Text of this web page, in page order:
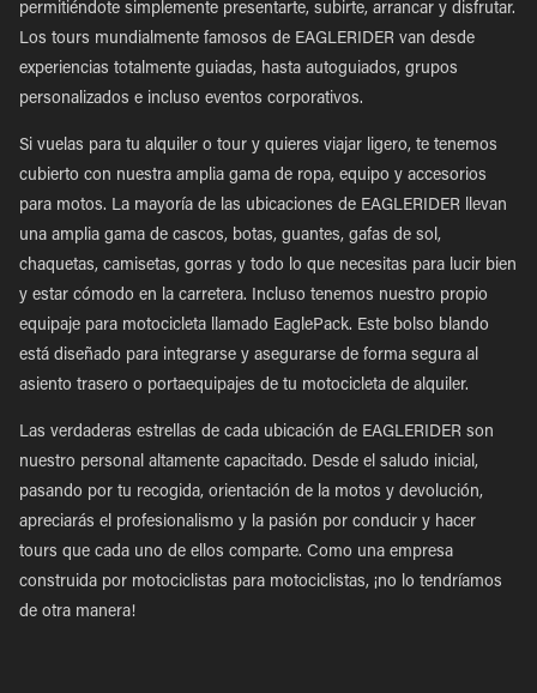
permitiéndote simplemente presentarte, subirte, arrancar y disfrutar.
Los tours mundialmente famosos de EAGLERIDER van desde
experiencias totalmente guiadas, hasta autoguiados, grupos
personalizados e incluso eventos corporativos.
Si vuelas para tu alquiler o tour y quieres viajar ligero, te tenemos
cubierto con nuestra amplia gama de ropa, equipo y accesorios
para motos. La mayoría de las ubicaciones de EAGLERIDER llevan
una amplia gama de cascos, botas, guantes, gafas de sol,
chaquetas, camisetas, gorras y todo lo que necesitas para lucir bien
y estar cómodo en la carretera. Incluso tenemos nuestro propio
equipaje para motocicleta llamado EaglePack. Este bolso blando
está diseñado para integrarse y asegurarse de forma segura al
asiento trasero o portaequipajes de tu motocicleta de alquiler.
Las verdaderas estrellas de cada ubicación de EAGLERIDER son
nuestro personal altamente capacitado. Desde el saludo inicial,
pasando por tu recogida, orientación de la motos y devolución,
apreciarás el profesionalismo y la pasión por conducir y hacer
tours que cada uno de ellos comparte. Como una empresa
construida por motociclistas para motociclistas, ¡no lo tendríamos
de otra manera!